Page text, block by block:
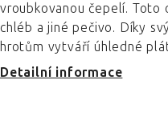
vroubkovanou čepelí. Toto
chléb a jiné pečivo. Díky
hrotům vytváří úhledné
Detailní informace